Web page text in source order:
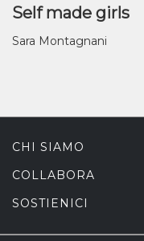
Self made girls
Sara Montagnani
CHI SIAMO
COLLABORA
SOSTIENICI